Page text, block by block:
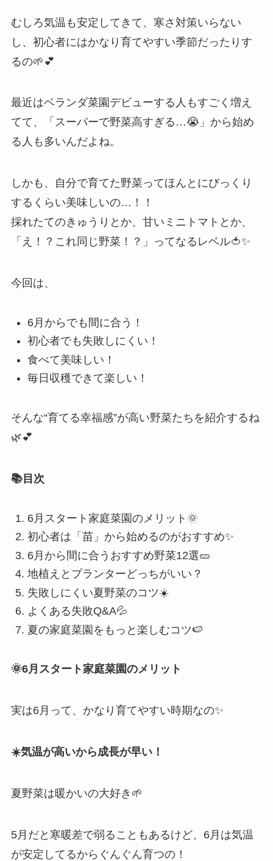
むしろ気温も安定してきて、寒さ対策いらない
し、初心者にはかなり育てやすい季節だったりす
るの🌱💕
最近はベランダ菜園デビューする人もすごく増え
てて、「スーパーで野菜高すぎる…😭」から始め
る人も多いんだよね。
しかも、自分で育てた野菜ってほんとにびっくり
するくらい美味しいの…！！
採れたてのきゅうりとか、甘いミニトマトとか、
「え！？これ同じ野菜！？」ってなるレベル🍅✨
今回は、
6月からでも間に合う！
初心者でも失敗しにくい！
食べて美味しい！
毎日収穫できて楽しい！
そんな“育てる幸福感”が高い野菜たちを紹介するね
🌿💕
📚目次
6月スタート家庭菜園のメリット🌞
初心者は「苗」から始めるのがおすすめ✨
6月から間に合うおすすめ野菜12選🥒
地植えとプランターどっちがいい？
失敗しにくい夏野菜のコツ☀️
よくある失敗Q&A💦
夏の家庭菜園をもっと楽しむコツ🍉
🌞6月スタート家庭菜園のメリット
実は6月って、かなり育てやすい時期なの✨
☀️気温が高いから成長が早い！
夏野菜は暖かいの大好き🌱
5月だと寒暖差で弱ることもあるけど、6月は気温
が安定してるからぐんぐん育つの！